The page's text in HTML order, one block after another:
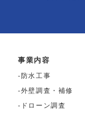
事業内容
防水工事
外壁調査・補修
ドローン調査